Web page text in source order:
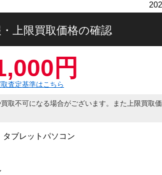
上限買取価格の確認
円
取査定基準はこちら
取不可になる場合がございます。また上限買取
タブレットパソコン